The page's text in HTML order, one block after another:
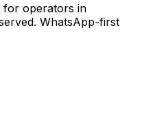
for operators in
WhatsApp-first